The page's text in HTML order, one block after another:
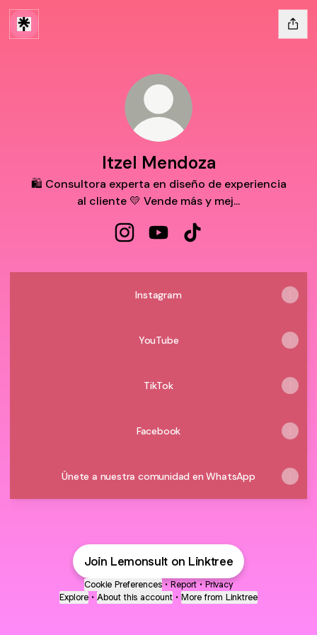
Itzel Mendoza
🛍 Consultora experta en diseño de experiencia
al cliente 💛 Vende más y mej...
Instagram
YouTube
TikTok
Facebook
Únete a nuestra comunidad en WhatsApp
Join Lemonsult on Linktree
Cookie Preferences • Report • Privacy
Explore • About this account • More from Linktree